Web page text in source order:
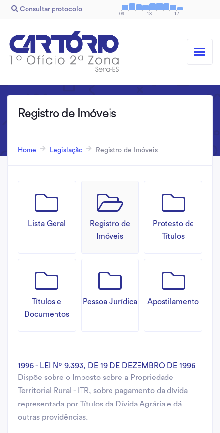
Consultar protocolo
09 13 17
Registro de Imóveis
Home Legislação Registro de Imóveis
Lista Geral
Registro de
Imóveis
Protesto de
Títulos
Títulos e
Documentos
Pessoa Jurídica Apostilamento
1996 - LEI Nº 9.393, DE 19 DE DEZEMBRO DE 1996
Dispõe sobre o Imposto sobre a Propriedade
Territorial Rural - ITR, sobre pagamento da dívida
representada por Títulos da Dívida Agrária e dá
outras providências.